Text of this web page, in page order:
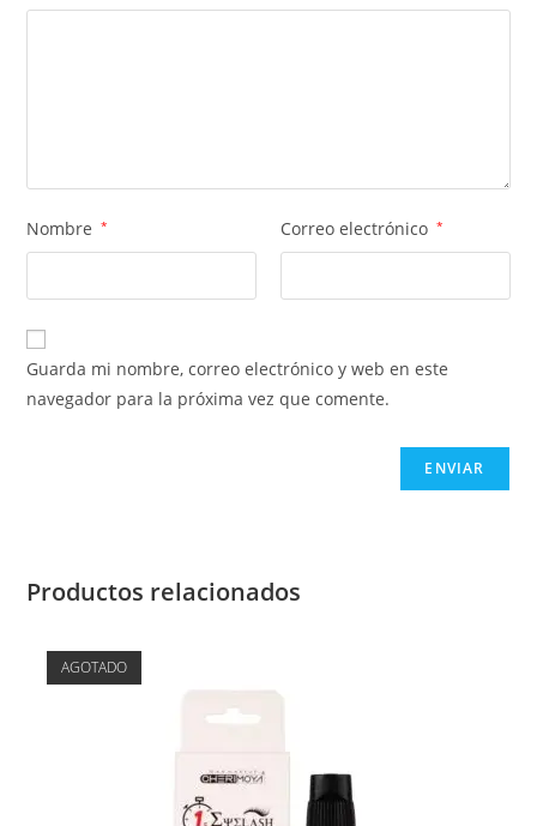
Nombre * Correo electrónico *
Guarda mi nombre, correo electrónico y web en este
navegador para la próxima vez que comente.
Productos relacionados
AGOTADO